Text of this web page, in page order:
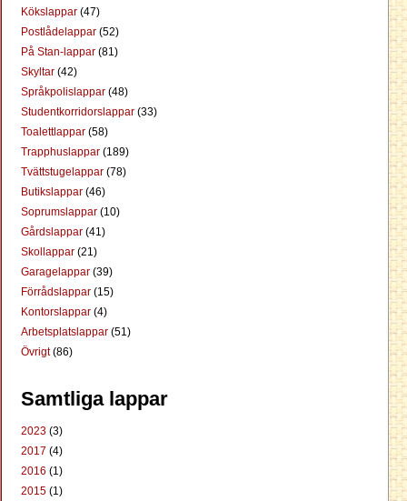
Kökslappar (47)
Postlådelappar (52)
På Stan-lappar (81)
Skyltar (42)
Språkpolislappar (48)
Studentkorridorslappar (33)
Toalettlappar (58)
Trapphuslappar (189)
Tvättstugelappar (78)
Butikslappar (46)
Soprumslappar (10)
Gårdslappar (41)
Skollappar (21)
Garagelappar (39)
Förrådslappar (15)
Kontorslappar (4)
Arbetsplatslappar (51)
Övrigt(86)
Samtliga lappar
2023 (3)
2017 (4)
2016 (1)
2015 (1)